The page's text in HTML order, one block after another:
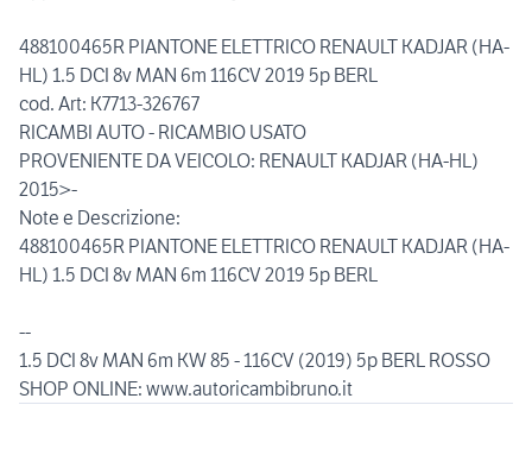
488100465R PIANTONE ELETTRICO RENAULT KADJAR (HA-
HL) 1.5 DCI 8v MAN 6m 116CV 2019 5p BERL
cod. Art: K7713-326767
RICAMBI AUTO - RICAMBIO USATO
PROVENIENTE DA VEICOLO: RENAULT KADJAR (HA-HL)
2015>-
Note e Descrizione:
488100465R PIANTONE ELETTRICO RENAULT KADJAR (HA-
HL) 1.5 DCI 8v MAN 6m 116CV 2019 5p BERL
--
1.5 DCI 8v MAN 6m KW 85 - 116CV (2019) 5p BERL ROSSO
SHOP ONLINE: www.autoricambibruno.it